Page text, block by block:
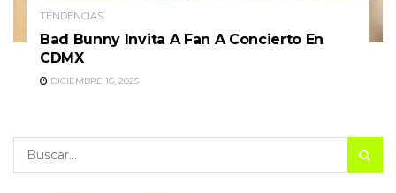
TENDENCIAS
Bad Bunny Invita A Fan A Concierto En
CDMX
DICIEMBRE 16, 2025